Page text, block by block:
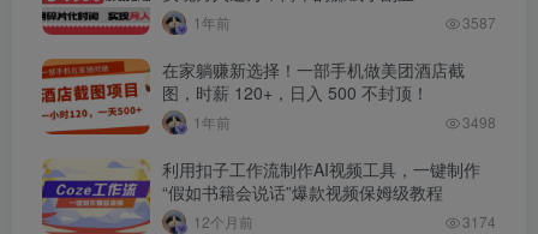
1年前 3587
在家躺赚新选择！一部手机做美团酒店截
图，时薪 120+，日入 500 不封顶！
1年前 3498
利用扣子工作流制作AI视频工具，一键制作
“假如书籍会说话”爆款视频保姆级教程
12个月前 3174